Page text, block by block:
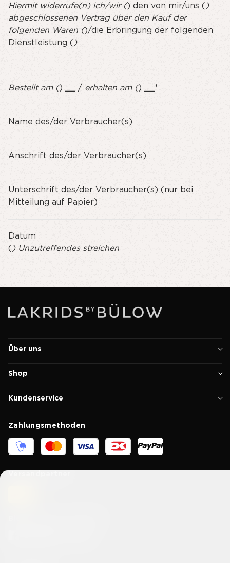
Hiermit widerrufe(n) ich/wir () den von mir/uns ( )
abgeschlossenen Vertrag über den Kauf der
folgenden Waren ()/die Erbringung der folgenden
Dienstleistung ( )
Bestellt am () / erhalten am () *
Name des/der Verbraucher(s)
Anschrift des/der Verbraucher(s)
Unterschrift des/der Verbraucher(s) (nur bei
Mitteilung auf Papier)
Datum
( ) Unzutreffendes streichen
Über uns
Shop
Kundenservice
Zahlungsmethoden